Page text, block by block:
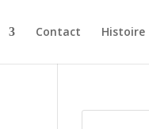
Contact Histoire